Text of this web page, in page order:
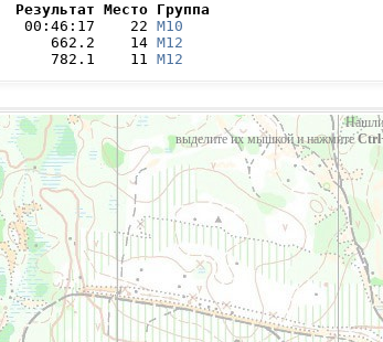
Место Группа
00:46:17    22
М10
662.2    14
М12
782.1    11
М12
Нашли
выделите их мышкой и нажмите